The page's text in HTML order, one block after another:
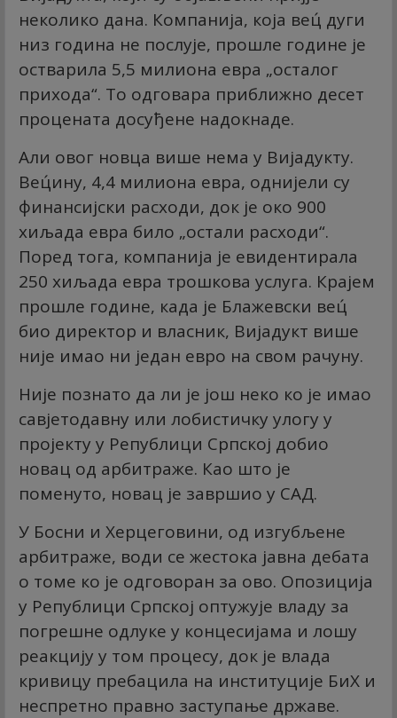
неколико дана. Компанија, која вец́ дуги
низ година не послује, прошле године је
остварила 5,5 милиона евра „осталог
прихода“. То одговара приближно десет
процената досуђене надокнаде.
Али овог новца више нема у Вијадукту.
Вец́ину, 4,4 милиона евра, однијели су
финансијски расходи, док је око 900
хиљада евра било „остали расходи“.
Поред тога, компанија је евидентирала
250 хиљада евра трошкова услуга. Крајем
прошле године, када је Блажевски вец́
био директор и власник, Вијадукт више
није имао ни један евро на свом рачуну.
Није познато да ли је још неко ко је имао
савјетодавну или лобистичку улогу у
пројекту у Републици Српској добио
новац од арбитраже. Као што је
поменуто, новац је завршио у САД.
У Босни и Херцеговини, од изгубљене
арбитраже, води се жестока јавна дебата
о томе ко је одговоран за ово. Опозиција
у Републици Српској оптужује владу за
погрешне одлуке у концесијама и лошу
реакцију у том процесу, док је влада
кривицу пребацила на институције БиХ и
неспретно правно заступање државе.